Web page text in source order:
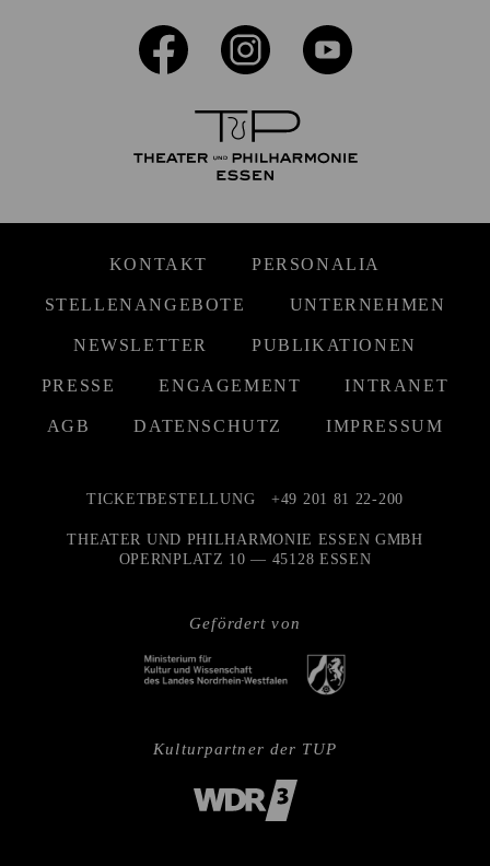
KONTAKT PERSONALIA
STELLENANGEBOTE UNTERNEHMEN
NEWSLETTER PUBLIKATIONEN
PRESSE ENGAGEMENT INTRANET
AGB DATENSCHUTZ IMPRESSUM
Gefördert von
TICKETBESTELLUNG +49 201 81 22-200
THEATER UND PHILHARMONIE ESSEN GMBH
OPERNPLATZ 10 — 45128 ESSEN
Kulturpartner der TUP